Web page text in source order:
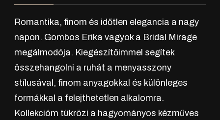
Romantika, finom és időtlen elegancia a nagy
napon. Gombos Erika vagyok a Bridal Mirage
megálmodója. Kiegészítőimmel segítek
összehangolni a ruhát a menyasszony
stílusával, finom anyagokkal és különleges
formákkal a felejthetetlen alkalomra.
Kollekcióm tükrözi a hagyományos kézműves